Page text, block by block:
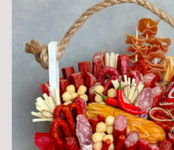
ПРЕИМУЩЕСТВА
КОРПОРАТИВНЫХ
ПОДАРКОВ СТУДИИ
SONIA BERG
У нас есть опыт сборки корпоративных
БОЛЬШОЙ
ВЫБОР